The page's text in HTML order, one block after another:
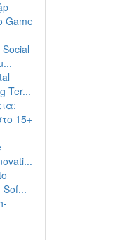
Game
Ter...
15+
Sof...